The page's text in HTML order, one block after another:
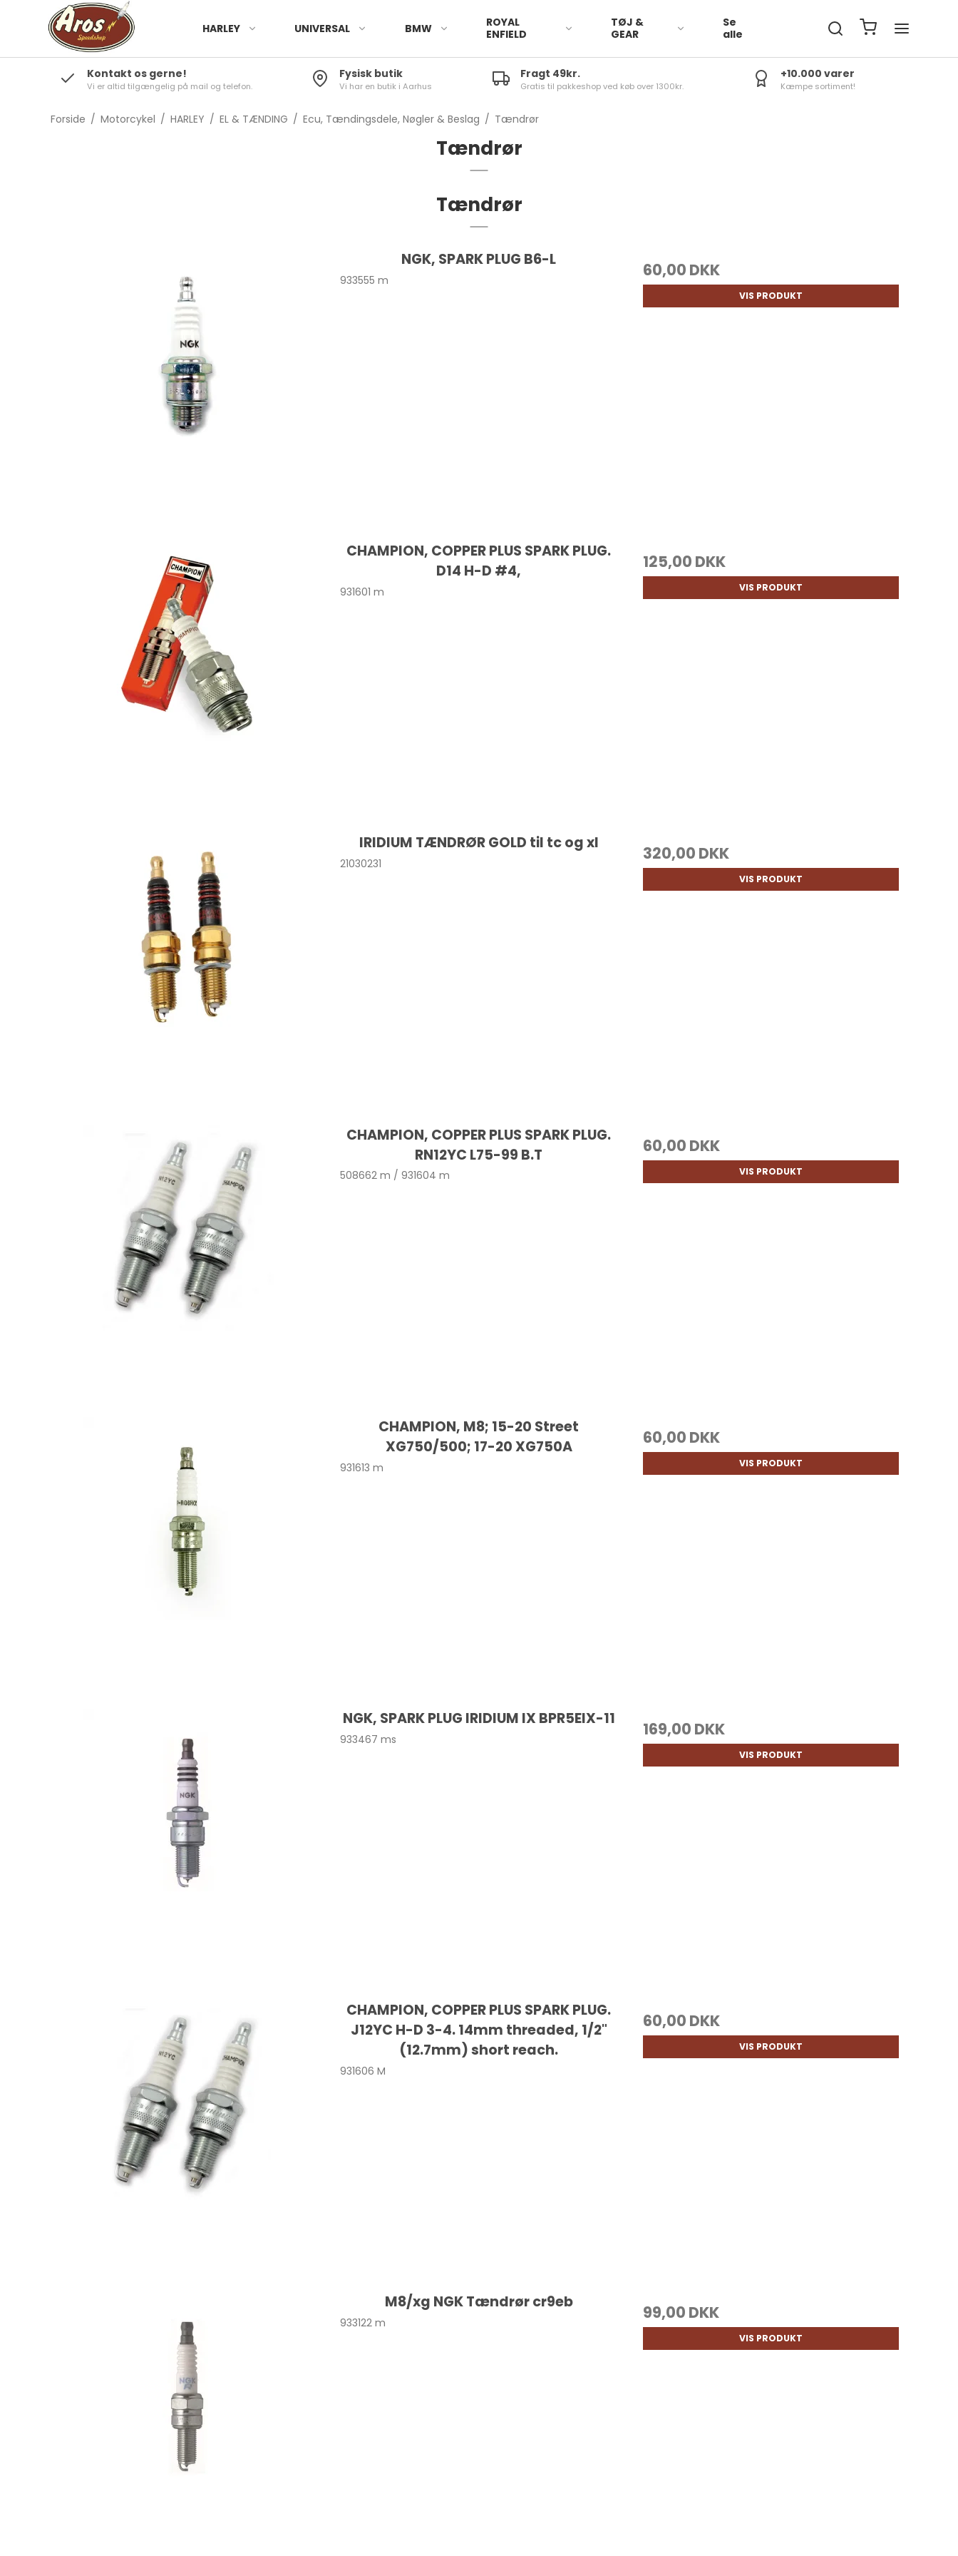
HARLEY UNIVERSAL BMW
ROYAL
ENFIELD
TØJ &
GEAR
Se
alle
Kontakt os gerne!
Vi er altid tilgængelig på mail og telefon.
Fysisk butik
Vi har en butik i Aarhus
Fragt 49kr.
Gratis til pakkeshop ved køb over 1300kr.
+10.000 varer
Kæmpe sortiment!
Forside / Motorcykel / HARLEY / EL & TÆNDING / Ecu, Tændingsdele, Nøgler & Beslag / Tændrør
Tændrør
Tændrør
NGK, SPARK PLUG B6-L
933555 m 60,00 DKK
VIS PRODUKT
CHAMPION, COPPER PLUS SPARK PLUG.
D14 H-D #4,
931601 m
125,00 DKK
VIS PRODUKT
IRIDIUM TÆNDRØR GOLD til tc og xl
21030231 320,00 DKK
VIS PRODUKT
CHAMPION, COPPER PLUS SPARK PLUG.
RN12YC L75-99 B.T
508662 m / 931604 m
60,00 DKK
VIS PRODUKT
CHAMPION, M8; 15-20 Street
XG750/500; 17-20 XG750A
931613 m
60,00 DKK
VIS PRODUKT
NGK, SPARK PLUG IRIDIUM IX BPR5EIX-11
933467 ms 169,00 DKK
VIS PRODUKT
CHAMPION, COPPER PLUS SPARK PLUG.
J12YC H-D 3-4. 14mm threaded, 1/2"
(12.7mm) short reach.
931606 M
60,00 DKK
VIS PRODUKT
M8/xg NGK Tændrør cr9eb
933122 m 99,00 DKK
VIS PRODUKT